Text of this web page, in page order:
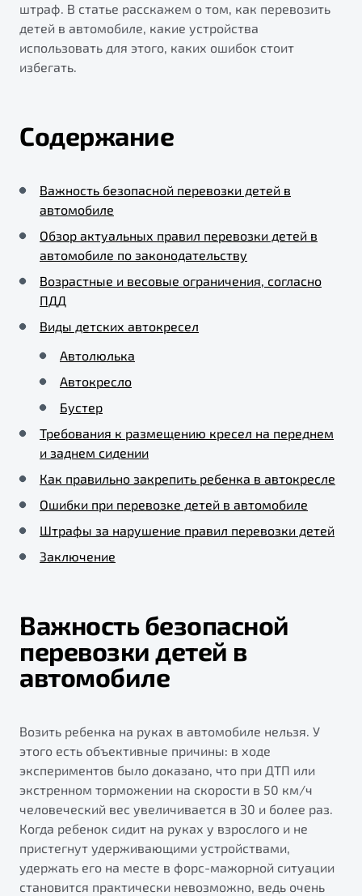
штраф. В статье расскажем о том, как перевозить
детей в автомобиле, какие устройства
использовать для этого, каких ошибок стоит
избегать.
Содержание
Важность безопасной перевозки детей в
автомобиле
Обзор актуальных правил перевозки детей в
автомобиле по законодательству
Возрастные и весовые ограничения, согласно
ПДД
Виды детских автокресел
Автолюлька
Автокресло
Бустер
Требования к размещению кресел на переднем
и заднем сидении
Как правильно закрепить ребенка в автокресле
Ошибки при перевозке детей в автомобиле
Штрафы за нарушение правил перевозки детей
Заключение
Важность безопасной
перевозки детей в
автомобиле
Возить ребенка на руках в автомобиле нельзя. У
этого есть объективные причины: в ходе
экспериментов было доказано, что при ДТП или
экстренном торможении на скорости в 50 км/ч
человеческий вес увеличивается в 30 и более раз.
Когда ребенок сидит на руках у взрослого и не
пристегнут удерживающими устройствами,
удержать его на месте в форс-мажорной ситуации
становится практически невозможно, ведь очень